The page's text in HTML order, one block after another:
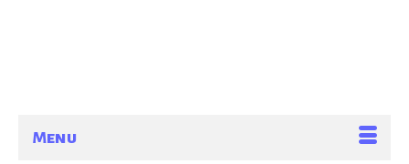
Menu